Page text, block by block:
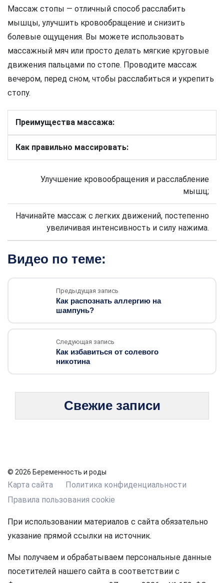
Массаж стопы — отличный способ расслабить
мышцы, улучшить кровообращение и снизить
болевые ощущения. Вы можете использовать
массажный мяч или просто делать мягкие круговые
движения пальцами по стопе. Проводите массаж
вечером, перед сном, чтобы расслабиться и укрепить
стопу.
Преимущества массажа:
Как правильно массировать:
Улучшение кровообращения и расслабление
мышц;
Начинайте массаж с легких движений, постепенно
увеличивая интенсивность и силу нажима.
Видео по теме:
Предыдущая запись
Как распознать аллергию на
шампунь?
Следующая запись
Как избавиться от солевого
никотина
Свежие записи
© 2026 Беременность и роды
Карта сайта
Политика конфиденциальности
Правила пользования cookie
При использовании материалов с сайта обязательно
указание прямой ссылки на источник.
Мы получаем и обрабатываем персональные данные
посетителей нашего сайта в соответствии с